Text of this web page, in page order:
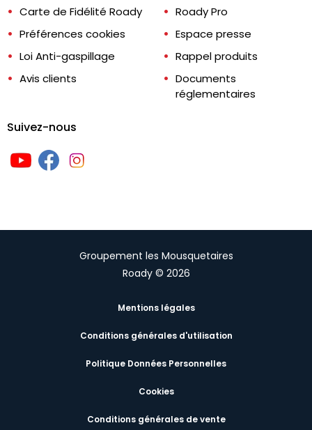
Carte de Fidélité Roady
Préférences cookies
Loi Anti-gaspillage
Avis clients
Roady Pro
Espace presse
Rappel produits
Documents
réglementaires
Suivez-nous
Groupement les Mousquetaires
Roady © 2026
Mentions légales
Conditions générales d'utilisation
Politique Données Personnelles
Cookies
Conditions générales de vente